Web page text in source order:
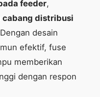
feeder,
cabang distribusi
desain
efektif, fuse
memberikan
dengan respon